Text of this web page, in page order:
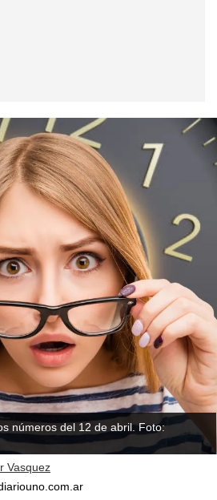
números del 12 de abril. Foto:
Vasquez